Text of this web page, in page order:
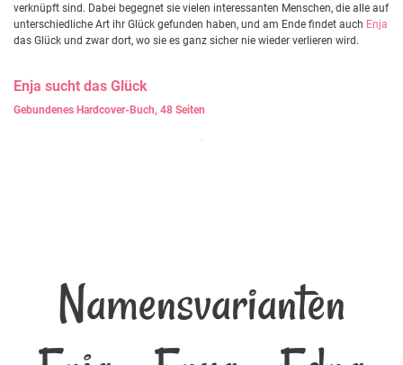
verknüpft sind. Dabei begegnet sie vielen interessanten Menschen, die alle auf
unterschiedliche Art ihr Glück gefunden haben, und am Ende findet auch Enja
das Glück und zwar dort, wo sie es ganz sicher nie wieder verlieren wird.
Enja sucht das Glück
Gebundenes Hardcover-Buch, 48 Seiten
Namensvarianten